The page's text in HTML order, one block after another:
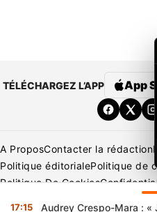
TÉLÉCHARGEZ L’APP App
A ProposContacter la rédaction
Politique éditorialePolitique de
Politique De Cookies
17:15 Audrey Crespo-Mara : «